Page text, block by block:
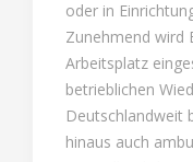
oder in
Zunehmend wird
Arbeitsplatz
betrieblichen
Deutschlandweit
hinaus auch